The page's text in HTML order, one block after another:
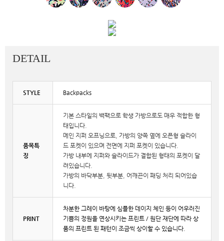
DETAIL
STYLE Backpacks
품목특
징
기본 스타일의 백팩으로 학생 가방으로도 매우 적합한 형
태입니다.
메인 지퍼 오프닝으로, 가방의 양쪽 옆에 오픈형 슬라이
드 포켓이 있으며 전면에 지퍼 포켓이 있습니다.
가방 내부에 지퍼와 슬라이드가 결합된 형태의 포켓이 달
려있습니다.
가방의 바닥부분, 뒷부분, 어깨끈이 패딩 처리 되어있습
니다.
PRINT
차분한 그레이 바탕에 심플한 데이지 체인 등이 어우러진
기쁨의 정원을 연상시키는 프린트 / 원단 재단에 따라 상
품의 프린트 된 패턴이 조금씩 상이할 수 있습니다.